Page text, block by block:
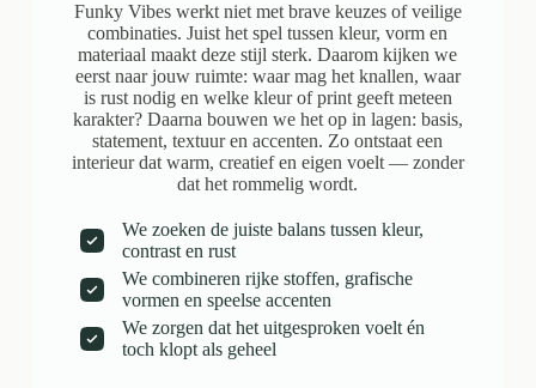
Funky Vibes werkt niet met brave keuzes of veilige
combinaties. Juist het spel tussen kleur, vorm en
materiaal maakt deze stijl sterk. Daarom kijken we
eerst naar jouw ruimte: waar mag het knallen, waar
is rust nodig en welke kleur of print geeft meteen
karakter? Daarna bouwen we het op in lagen: basis,
statement, textuur en accenten. Zo ontstaat een
interieur dat warm, creatief en eigen voelt — zonder
dat het rommelig wordt.
We zoeken de juiste balans tussen kleur,
contrast en rust
We combineren rijke stoffen, grafische
vormen en speelse accenten
We zorgen dat het uitgesproken voelt én
toch klopt als geheel